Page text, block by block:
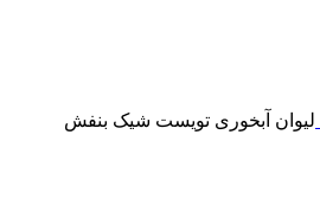
لیوان آبخوری تویست شیک بنفش